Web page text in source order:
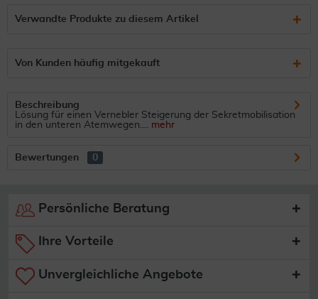
Verwandte Produkte zu diesem Artikel
Von Kunden häufig mitgekauft
Beschreibung
Lösung für einen Vernebler Steigerung der Sekretmobilisation
in den unteren Atemwegen.... mehr
Bewertungen 0
Persönliche Beratung
Ihre Vorteile
Unvergleichliche Angebote